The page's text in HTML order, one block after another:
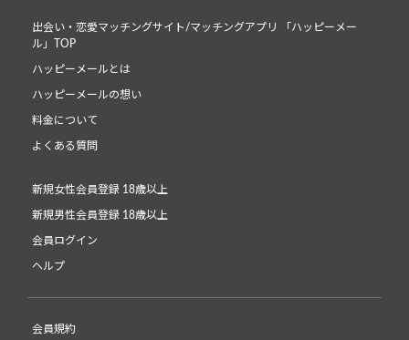
出会い・恋愛マッチングサイト/マッチングアプリ 「ハッピーメー
ル」TOP
ハッピーメールとは
ハッピーメールの想い
料金について
よくある質問
新規女性会員登録 18歳以上
新規男性会員登録 18歳以上
会員ログイン
ヘルプ
会員規約